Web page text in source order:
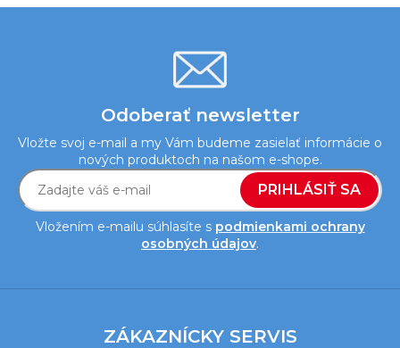
s
u
Odoberať newsletter
Vložte svoj e-mail a my Vám budeme zasielať informácie o
nových produktoch na našom e-shope.
Vložením e-mailu súhlasíte s podmienkami ochrany
osobných údajov.
PRIHLÁSIŤ SA
ZÁKAZNÍCKY SERVIS